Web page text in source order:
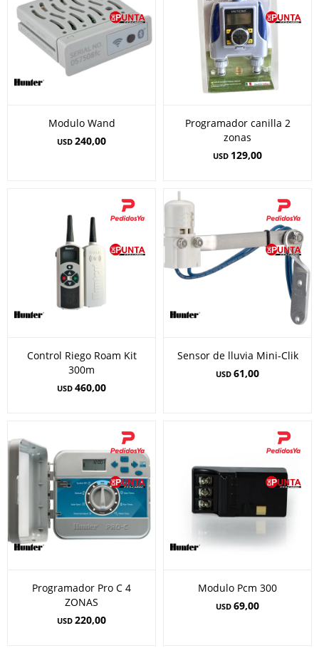
Modulo Wand
USD 240,00
Programador canilla 2
zonas
USD 129,00
Control Riego Roam Kit
300m
USD 460,00
Sensor de lluvia Mini-Clik
USD 61,00
Programador Pro C 4
ZONAS
USD 220,00
Modulo Pcm 300
USD 69,00